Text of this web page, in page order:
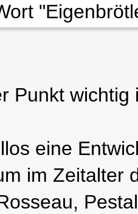
Punkt
eine
im Zeitalter